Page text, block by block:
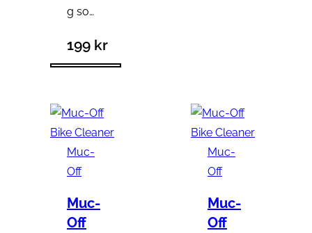
g so…
199 kr
Muc-
Off
Muc-
Off
Muc-
Off
Muc-
Off